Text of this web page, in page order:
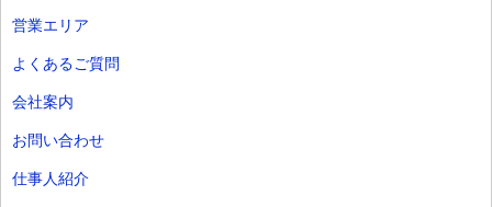
営業エリア
よくあるご質問
会社案内
お問い合わせ
仕事人紹介